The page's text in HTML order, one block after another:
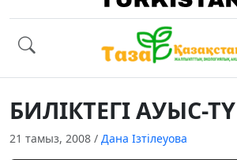
БИЛIКТЕГI АУЫС-
21 тамыз, 2008 / Дана Ізтілеуова